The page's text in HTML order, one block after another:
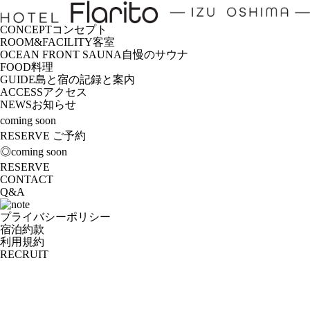
CONCEPTコンセプト
ROOM&FACILITY客室
OCEAN FRONT SAUNA自慢のサウナ
FOOD料理
GUIDE島と宿の記録と案内
ACCESSアクセス
NEWSお知らせ
coming soon
RESERVE ご予約
◎coming soon
RESERVE
CONTACT
Q&A
プライバシーポリシー
宿泊約款
利用規約
RECRUIT